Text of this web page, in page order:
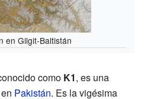
en Gilgit-Baltistán
como K1, es una
Pakistán. Es la vigésima